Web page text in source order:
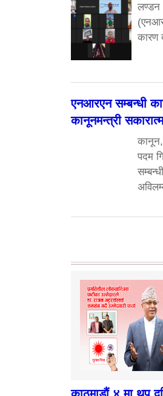
लण्डन
कारण
एनआरएन सम्बन्धी
कानूनमन्त्री
कानून,
पदम